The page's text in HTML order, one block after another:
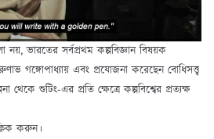
নয়, ভারতের সর্বপ্রথম কল্পবিজ্ঞান বিষয়ক
গঙ্গোপাধ্যায় এবং প্রযোজনা করেছেন বোধিসত্ত্ব
থেকে শুটিং-এর প্রতি ক্ষেত্রে কল্পবিশ্বের প্রত্যক্ষ
করুন।